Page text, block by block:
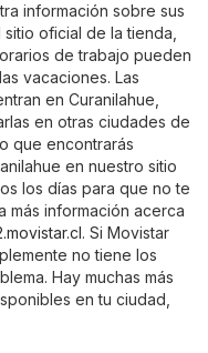
información sobre sus
oficial de la tienda,
de trabajo pueden
vacaciones. Las
en Curanilahue,
en otras ciudades de
que encontrarás
en nuestro sitio
los días para que no te
más información acerca
. Si Movistar
no tiene los
Hay muchas más
en tu ciudad,